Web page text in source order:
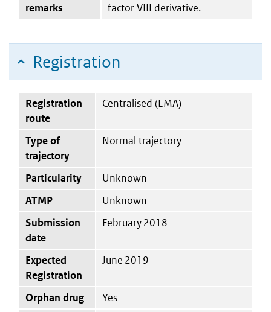
remarks
factor VIII derivative.
Registration
Registration
route
Centralised (EMA)
Type of
trajectory
Normal trajectory
Particularity
Unknown
ATMP
Unknown
Submission
date
February 2018
Expected
Registration
June 2019
Orphan drug
Yes